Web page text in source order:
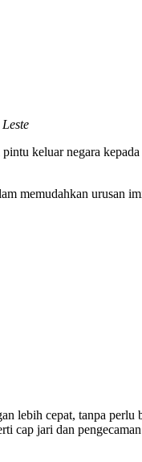
keluar negara
memudahkan urusan
lebih cepat, tanpa perlu
cap jari dan